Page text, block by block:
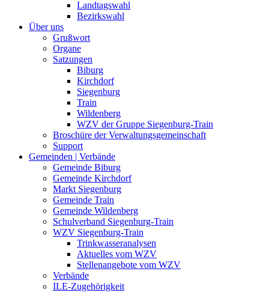
Landtagswahl
Bezirkswahl
Über uns
Grußwort
Organe
Satzungen
Biburg
Kirchdorf
Siegenburg
Train
Wildenberg
WZV der Gruppe Siegenburg-Train
Broschüre der Verwaltungsgemeinschaft
Support
Gemeinden | Verbände
Gemeinde Biburg
Gemeinde Kirchdorf
Markt Siegenburg
Gemeinde Train
Gemeinde Wildenberg
Schulverband Siegenburg-Train
WZV Siegenburg-Train
Trinkwasseranalysen
Aktuelles vom WZV
Stellenangebote vom WZV
Verbände
ILE-Zugehörigkeit